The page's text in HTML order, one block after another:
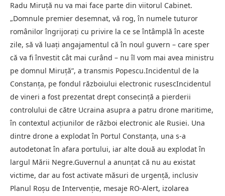
Radu Miruță nu va mai face parte din viitorul Cabinet.
„Domnule premier desemnat, vă rog, în numele tuturor
românilor îngrijorați cu privire la ce se întâmplă în aceste
zile, să vă luați angajamentul că în noul guvern – care sper
că va fi învestit cât mai curând – nu îl vom mai avea ministru
pe domnul Miruță”, a transmis Popescu.Incidentul de la
Constanța, pe fondul războiului electronic rusescIncidentul
de vineri a fost prezentat drept consecință a pierderii
controlului de către Ucraina asupra a patru drone maritime,
în contextul acțiunilor de război electronic ale Rusiei. Una
dintre drone a explodat în Portul Constanța, una s-a
autodetonat în afara portului, iar alte două au explodat în
largul Mării Negre.Guvernul a anunțat că nu au existat
victime, dar au fost activate măsuri de urgență, inclusiv
Planul Roșu de Intervenție, mesaje RO-Alert, izolarea